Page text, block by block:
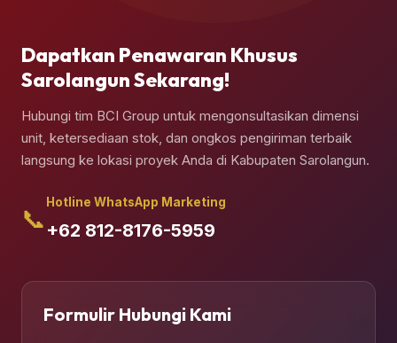
Dapatkan Penawaran Khusus
Sarolangun Sekarang!
Hubungi tim BCI Group untuk mengonsultasikan dimensi
unit, ketersediaan stok, dan ongkos pengiriman terbaik
langsung ke lokasi proyek Anda di Kabupaten Sarolangun.
📞
Hotline WhatsApp Marketing
+62 812-8176-5959
Formulir Hubungi Kami